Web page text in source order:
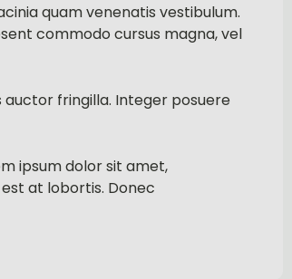
quam venenatis vestibulum.
commodo cursus magna, vel
fringilla. Integer posuere
ipsum dolor sit amet,
at lobortis. Donec